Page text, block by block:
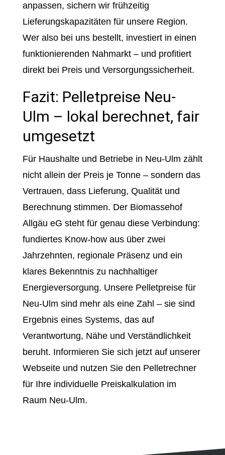
anpassen, sichern wir frühzeitig
Lieferungskapazitäten für unsere Region.
Wer also bei uns bestellt, investiert in einen
funktionierenden Nahmarkt – und profitiert
direkt bei Preis und Versorgungssicherheit.
Fazit: Pelletpreise Neu-
Ulm – lokal berechnet, fair
umgesetzt
Für Haushalte und Betriebe in Neu-Ulm zählt
nicht allein der Preis je Tonne – sondern das
Vertrauen, dass Lieferung, Qualität und
Berechnung stimmen. Der Biomassehof
Allgäu eG steht für genau diese Verbindung:
fundiertes Know-how aus über zwei
Jahrzehnten, regionale Präsenz und ein
klares Bekenntnis zu nachhaltiger
Energieversorgung. Unsere Pelletpreise für
Neu-Ulm sind mehr als eine Zahl – sie sind
Ergebnis eines Systems, das auf
Verantwortung, Nähe und Verständlichkeit
beruht. Informieren Sie sich jetzt auf unserer
Webseite und nutzen Sie den Pelletrechner
für Ihre individuelle Preiskalkulation im
Raum Neu-Ulm.